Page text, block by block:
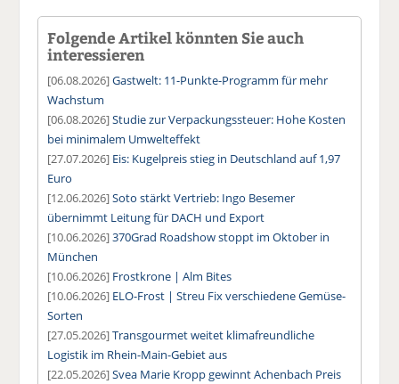
Folgende Artikel könnten Sie auch
interessieren
[06.08.2026]Gastwelt: 11-Punkte-Programm für mehr
Wachstum
[06.08.2026]Studie zur Verpackungssteuer: Hohe Kosten
bei minimalem Umwelteffekt
[27.07.2026] Eis: Kugelpreis stieg in Deutschland auf 1,97
Euro
[12.06.2026]Soto stärkt Vertrieb: Ingo Besemer
übernimmt Leitung für DACH und Export
[10.06.2026]370Grad Roadshow stoppt im Oktober in
München
[10.06.2026] Frostkrone | Alm Bites
[10.06.2026] ELO-Frost | Streu Fix verschiedene Gemüse-
Sorten
[27.05.2026]Transgourmet weitet klimafreundliche
Logistik im Rhein-Main-Gebiet aus
[22.05.2026]Svea Marie Kropp gewinnt Achenbach Preis